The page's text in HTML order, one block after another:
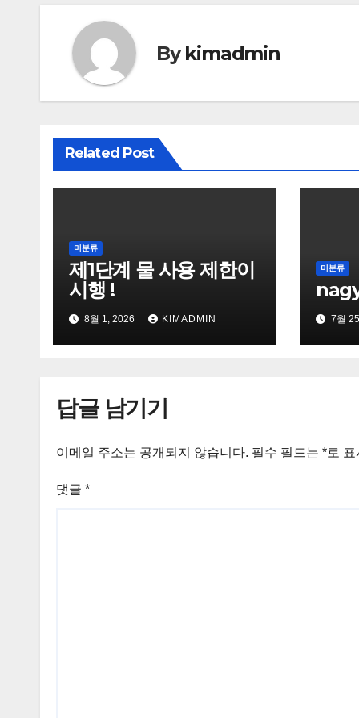
Bykimadmin
Related Post
미분류
제1단계 물 사용 제한이
시행 !
8월 1, 2026 KIMADMIN
미분류
7월
답글 남기기
이메일 주소는 공개되지 않습니다. 필수 필드는 *로
댓글 *